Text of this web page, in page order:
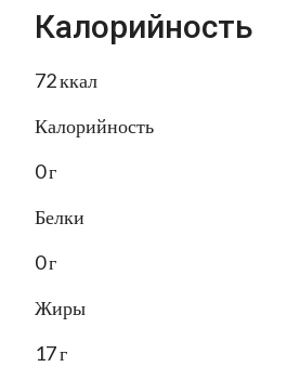
Калорийность
72 ккал
Калорийность
0 г
Белки
0 г
Жиры
17 г